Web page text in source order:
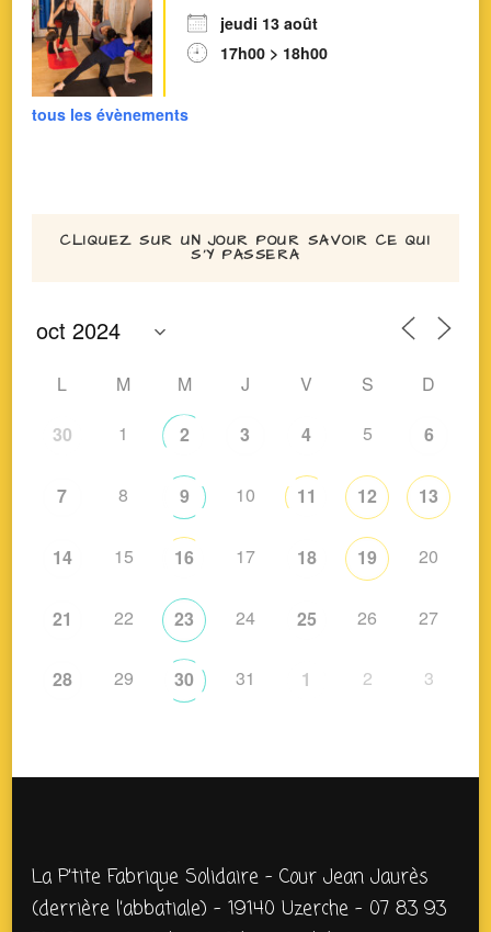
jeudi 13 août
17h00 > 18h00
tous les évènements
CLIQUEZ SUR UN JOUR POUR SAVOIR CE QUI
S’Y PASSERA
L M M J V S D
30 1 2 3 4 5 6
7 8 9 10 11 12 13
14 15 16 17 18 19 20
21 22 23 24 25 26 27
28 29 30 31 1 2 3
La P’tite Fabrique Solidaire – Cour Jean Jaurès
(derrière l’abbatiale) – 19140 Uzerche – 07 83 93